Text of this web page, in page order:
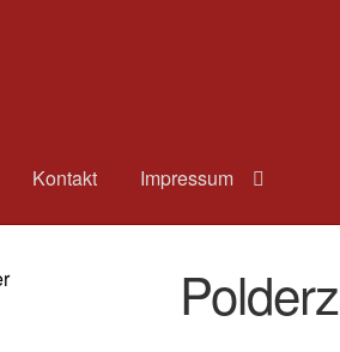
Kontakt Impressum